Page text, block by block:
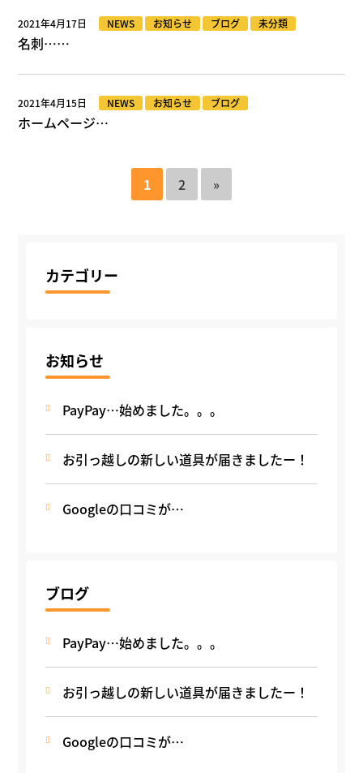
2021年4月17日 NEWS お知らせ ブログ 未分類
名刺……
2021年4月15日 NEWS お知らせ ブログ
ホームページ…
1 2 »
カテゴリー
お知らせ
PayPay…始めました。。。
お引っ越しの新しい道具が届きましたー！
Googleの口コミが…
ブログ
PayPay…始めました。。。
お引っ越しの新しい道具が届きましたー！
Googleの口コミが…